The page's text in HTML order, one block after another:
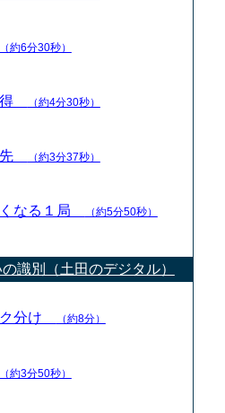
（約6分30秒）
得 （約4分30秒）
先 （約3分37秒）
くなる１局 （約5分50秒）
識別（土田のデジタル）
ク分け （約8分）
（約3分50秒）